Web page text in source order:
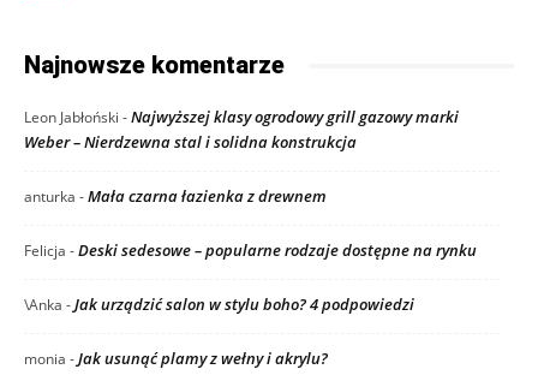
Najnowsze komentarze
Leon Jabłoński -Najwyższej klasy ogrodowy grill gazowy marki
Weber – Nierdzewna stal i solidna konstrukcja
anturka -Mała czarna łazienka z drewnem
Felicja -Deski sedesowe – popularne rodzaje dostępne na rynku
\Anka -Jak urządzić salon w stylu boho? 4 podpowiedzi
monia -Jak usunąć plamy z wełny i akrylu?